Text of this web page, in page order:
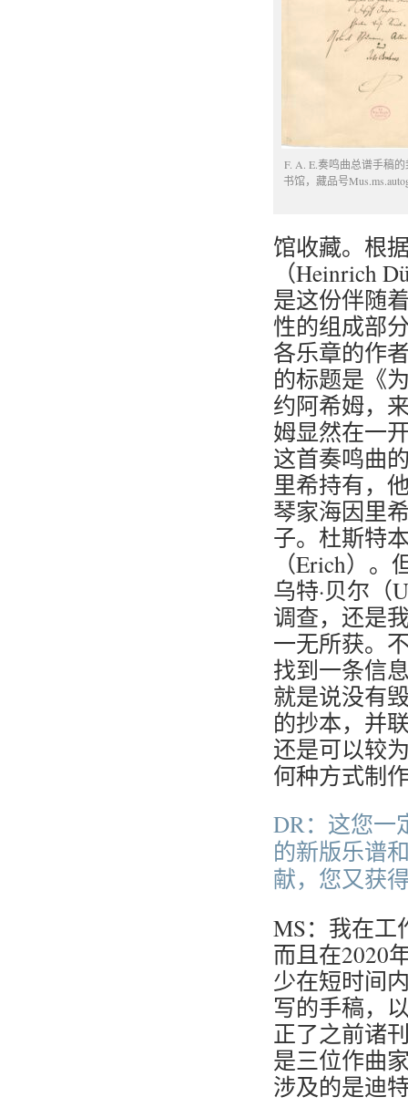
F. A. E.奏鸣曲总谱手稿
书馆，藏品号
馆收藏。根
（Heinrich
是这份伴随
性的组成部
各乐章的作
的标题是《
约阿希姆，
姆显然在一
这首奏鸣曲
里希持有，
琴家海因里
子。杜斯特
（Erich）
乌特·贝尔（
调查，还是
一无所获。
找到一条信
就是说没有
的抄本，并
还是可以较
何种方式制
DR：这您
的新版乐谱
献，您又获
MS：我在工
而且在2020
少在短时间
写的手稿，
正了之前诸
是三位作曲
涉及的是迪